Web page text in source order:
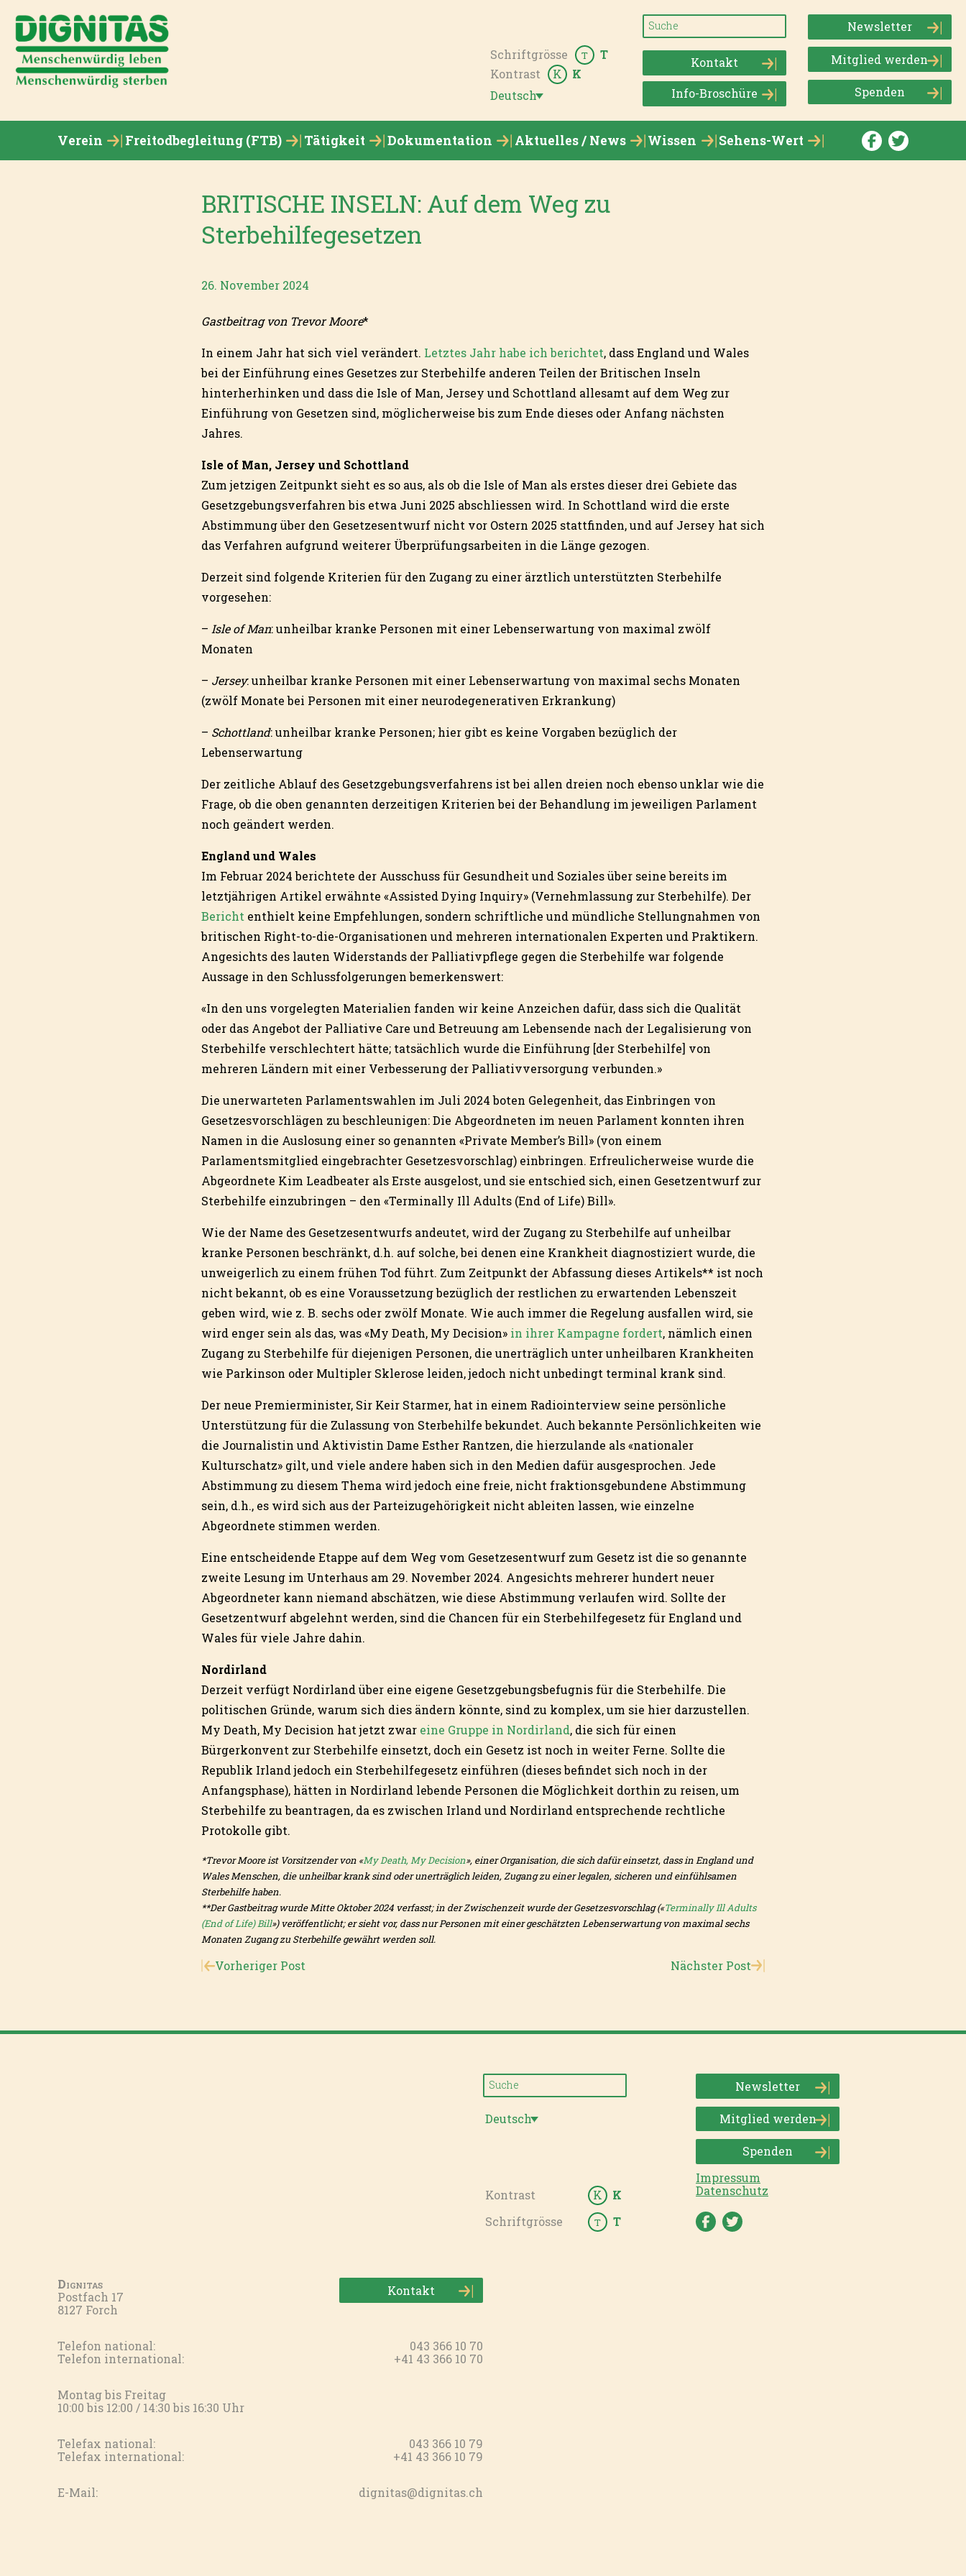
Deutsch
Kontrast K K
Schriftgrösse T T
Kontakt
Info-Broschüre
Newsletter
Mitglied werden
Spenden
Verein Freitodbegleitung (FTB) Tätigkeit Dokumentation Aktuelles / News Wissen Sehens-Wert
BRITISCHE INSELN: Auf dem Weg zu
Sterbehilfegesetzen
26. November 2024
Gastbeitrag von Trevor Moore*
In einem Jahr hat sich viel verändert. Letztes Jahr habe ich berichtet, dass England und Wales
bei der Einführung eines Gesetzes zur Sterbehilfe anderen Teilen der Britischen Inseln
hinterherhinken und dass die Isle of Man, Jersey und Schottland allesamt auf dem Weg zur
Einführung von Gesetzen sind, möglicherweise bis zum Ende dieses oder Anfang nächsten
Jahres.
Isle of Man, Jersey und Schottland
Zum jetzigen Zeitpunkt sieht es so aus, als ob die Isle of Man als erstes dieser drei Gebiete das
Gesetzgebungsverfahren bis etwa Juni 2025 abschliessen wird. In Schottland wird die erste
Abstimmung über den Gesetzesentwurf nicht vor Ostern 2025 stattfinden, und auf Jersey hat sich
das Verfahren aufgrund weiterer Überprüfungsarbeiten in die Länge gezogen.
Derzeit sind folgende Kriterien für den Zugang zu einer ärztlich unterstützten Sterbehilfe
vorgesehen:
– Isle of Man: unheilbar kranke Personen mit einer Lebenserwartung von maximal zwölf
Monaten
– Jersey: unheilbar kranke Personen mit einer Lebenserwartung von maximal sechs Monaten
(zwölf Monate bei Personen mit einer neurodegenerativen Erkrankung)
– Schottland: unheilbar kranke Personen; hier gibt es keine Vorgaben bezüglich der
Lebenserwartung
Der zeitliche Ablauf des Gesetzgebungsverfahrens ist bei allen dreien noch ebenso unklar wie die
Frage, ob die oben genannten derzeitigen Kriterien bei der Behandlung im jeweiligen Parlament
noch geändert werden.
England und Wales
Im Februar 2024 berichtete der Ausschuss für Gesundheit und Soziales über seine bereits im
letztjährigen Artikel erwähnte «Assisted Dying Inquiry» (Vernehmlassung zur Sterbehilfe). Der
Bericht enthielt keine Empfehlungen, sondern schriftliche und mündliche Stellungnahmen von
britischen Right-to-die-Organisationen und mehreren internationalen Experten und Praktikern.
Angesichts des lauten Widerstands der Palliativpflege gegen die Sterbehilfe war folgende
Aussage in den Schlussfolgerungen bemerkenswert:
«In den uns vorgelegten Materialien fanden wir keine Anzeichen dafür, dass sich die Qualität
oder das Angebot der Palliative Care und Betreuung am Lebensende nach der Legalisierung von
Sterbehilfe verschlechtert hätte; tatsächlich wurde die Einführung [der Sterbehilfe] von
mehreren Ländern mit einer Verbesserung der Palliativversorgung verbunden.»
Die unerwarteten Parlamentswahlen im Juli 2024 boten Gelegenheit, das Einbringen von
Gesetzesvorschlägen zu beschleunigen: Die Abgeordneten im neuen Parlament konnten ihren
Namen in die Auslosung einer so genannten «Private Member’s Bill» (von einem
Parlamentsmitglied eingebrachter Gesetzesvorschlag) einbringen. Erfreulicherweise wurde die
Abgeordnete Kim Leadbeater als Erste ausgelost, und sie entschied sich, einen Gesetzentwurf zur
Sterbehilfe einzubringen – den «Terminally Ill Adults (End of Life) Bill».
Wie der Name des Gesetzesentwurfs andeutet, wird der Zugang zu Sterbehilfe auf unheilbar
kranke Personen beschränkt, d.h. auf solche, bei denen eine Krankheit diagnostiziert wurde, die
unweigerlich zu einem frühen Tod führt. Zum Zeitpunkt der Abfassung dieses Artikels** ist noch
nicht bekannt, ob es eine Voraussetzung bezüglich der restlichen zu erwartenden Lebenszeit
geben wird, wie z. B. sechs oder zwölf Monate. Wie auch immer die Regelung ausfallen wird, sie
wird enger sein als das, was «My Death, My Decision» in ihrer Kampagne fordert, nämlich einen
Zugang zu Sterbehilfe für diejenigen Personen, die unerträglich unter unheilbaren Krankheiten
wie Parkinson oder Multipler Sklerose leiden, jedoch nicht unbedingt terminal krank sind.
Der neue Premierminister, Sir Keir Starmer, hat in einem Radiointerview seine persönliche
Unterstützung für die Zulassung von Sterbehilfe bekundet. Auch bekannte Persönlichkeiten wie
die Journalistin und Aktivistin Dame Esther Rantzen, die hierzulande als «nationaler
Kulturschatz» gilt, und viele andere haben sich in den Medien dafür ausgesprochen. Jede
Abstimmung zu diesem Thema wird jedoch eine freie, nicht fraktionsgebundene Abstimmung
sein, d.h., es wird sich aus der Parteizugehörigkeit nicht ableiten lassen, wie einzelne
Abgeordnete stimmen werden.
Eine entscheidende Etappe auf dem Weg vom Gesetzesentwurf zum Gesetz ist die so genannte
zweite Lesung im Unterhaus am 29. November 2024. Angesichts mehrerer hundert neuer
Abgeordneter kann niemand abschätzen, wie diese Abstimmung verlaufen wird. Sollte der
Gesetzentwurf abgelehnt werden, sind die Chancen für ein Sterbehilfegesetz für England und
Wales für viele Jahre dahin.
Nordirland
Derzeit verfügt Nordirland über eine eigene Gesetzgebungsbefugnis für die Sterbehilfe. Die
politischen Gründe, warum sich dies ändern könnte, sind zu komplex, um sie hier darzustellen.
My Death, My Decision hat jetzt zwar eine Gruppe in Nordirland, die sich für einen
Bürgerkonvent zur Sterbehilfe einsetzt, doch ein Gesetz ist noch in weiter Ferne. Sollte die
Republik Irland jedoch ein Sterbehilfegesetz einführen (dieses befindet sich noch in der
Anfangsphase), hätten in Nordirland lebende Personen die Möglichkeit dorthin zu reisen, um
Sterbehilfe zu beantragen, da es zwischen Irland und Nordirland entsprechende rechtliche
Protokolle gibt.
*Trevor Moore ist Vorsitzender von «My Death, My Decision», einer Organisation, die sich dafür einsetzt, dass in England und
Wales Menschen, die unheilbar krank sind oder unerträglich leiden, Zugang zu einer legalen, sicheren und einfühlsamen
Sterbehilfe haben.
**Der Gastbeitrag wurde Mitte Oktober 2024 verfasst; in der Zwischenzeit wurde der Gesetzesvorschlag («Terminally Ill Adults
(End of Life) Bill») veröffentlicht; er sieht vor, dass nur Personen mit einer geschätzten Lebenserwartung von maximal sechs
Monaten Zugang zu Sterbehilfe gewährt werden soll.
Vorheriger Post Nächster Post
Deutsch
Kontrast K
K
Schriftgrösse
T T
Newsletter
Mitglied werden
Spenden
Impressum
Datenschutz
Dignitas
Postfach 17
8127 Forch
Kontakt
Telefon national:
043 366 10 70
Telefon international:
+41 43 366 10 70
Montag bis Freitag
10:00 bis 12:00 / 14:30 bis 16:30 Uhr
Telefax national:
043 366 10 79
Telefax international:
+41 43 366 10 79
E-Mail: dignitas@dignitas.ch